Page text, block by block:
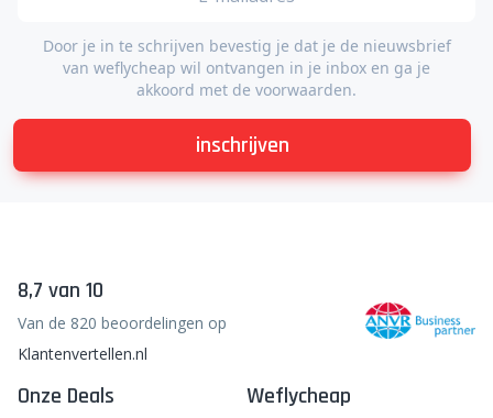
Door je in te schrijven bevestig je dat je de nieuwsbrief
van weflycheap wil ontvangen in je inbox en ga je
akkoord met de voorwaarden.
inschrijven
8,7 van 10
Van de 820 beoordelingen op
Klantenvertellen.nl
Onze Deals Weflycheap